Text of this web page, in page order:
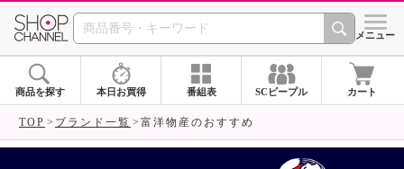
SHOP CHANNEL ショッ
メニュー
商品を探す 本日お買得 番組表 SCピープル カート
TOP ブランド一覧 富洋物産のおすすめ